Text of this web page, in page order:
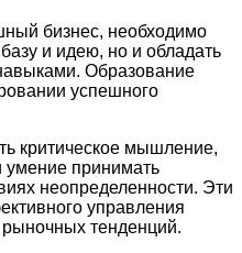
бизнес, необходимо
и идею, но и обладать
Образование
успешного
критическое мышление,
умение принимать
неопределенности. Эти
управления
тенденций.